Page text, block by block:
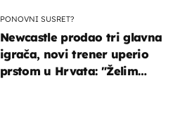
PONOVNI SUSRET?
Newcastle prodao tri glavna
igrača, novi trener uperio
prstom u Hrvata: "Želim